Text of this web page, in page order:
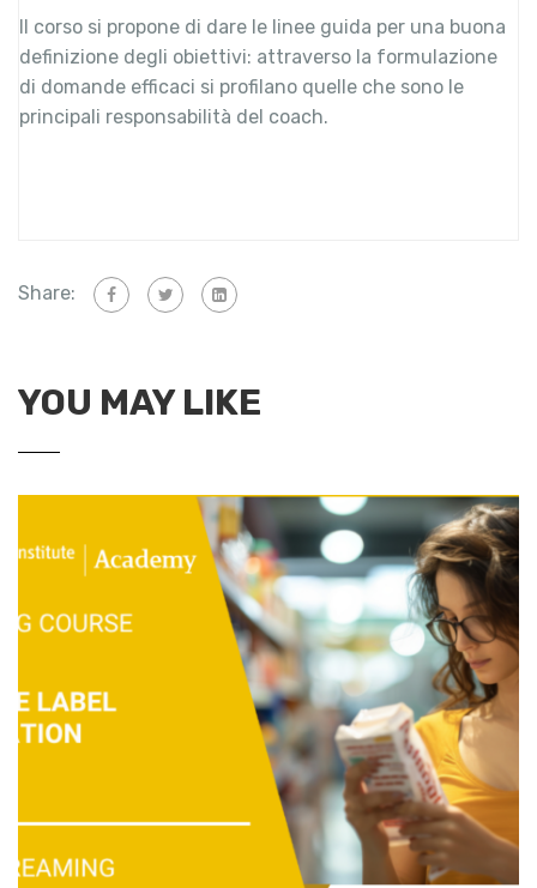
Il corso si propone di dare le linee guida per una buona
definizione degli obiettivi: attraverso la formulazione
di domande efficaci si profilano quelle che sono le
principali responsabilità del coach.
Share:
YOU MAY LIKE